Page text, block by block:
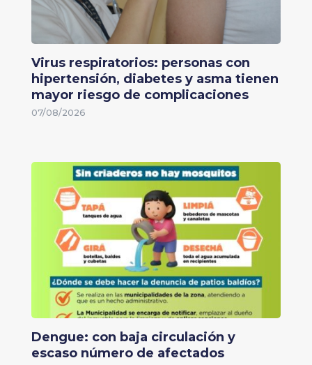
Virus respiratorios: personas con
hipertensión, diabetes y asma tienen
mayor riesgo de complicaciones
07/08/2026
Dengue: con baja circulación y
escaso número de afectados